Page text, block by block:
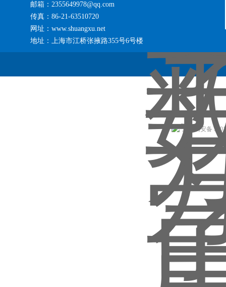
邮箱：2355649978@qq.com
传真：86-21-63510720
网址：www.shuangxu.net
地址：上海市江桥张掖路355号6号楼
沪公网安备